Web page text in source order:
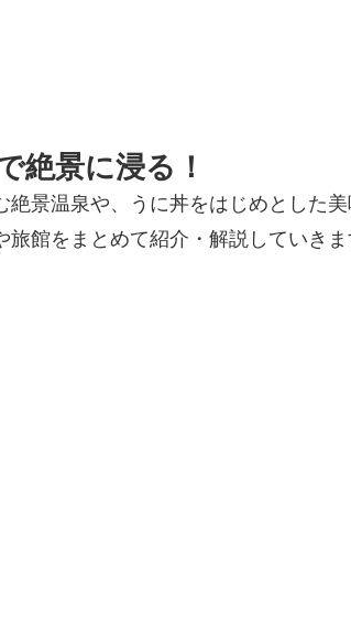
絶景に浸る！
景温泉や、うに丼をはじめとした
館をまとめて紹介・解説していきま